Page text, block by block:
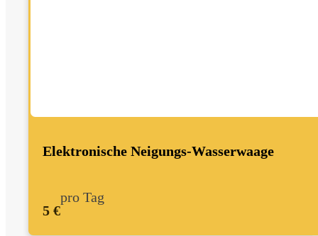
Elektronische Neigungs-Wasserwaage
5 €
pro Tag